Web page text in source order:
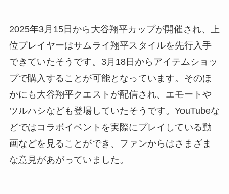
2025年3月15日から大谷翔平カップが開催され、上
位プレイヤーはサムライ翔平スタイルを先行入手
できていたそうです。3月18日からアイテムショッ
プで購入することが可能となっています。そのほ
かにも大谷翔平クエストが配信され、エモートや
ツルハシなども登場していたそうです。YouTubeな
どではコラボイベントを実際にプレイしている動
画などを見ることができ、ファンからはさまざま
な意見があがっていました。